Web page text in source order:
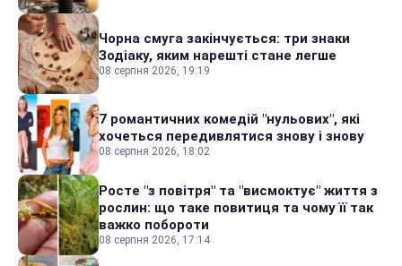
Чорна смуга закінчується: три знаки
Зодіаку, яким нарешті стане легше
08 серпня 2026, 19:19
7 романтичних комедій "нульових", які
хочеться передивлятися знову і знову
08 серпня 2026, 18:02
Росте "з повітря" та "висмоктує" життя з
рослин: що таке повитиця та чому її так
важко побороти
08 серпня 2026, 17:14